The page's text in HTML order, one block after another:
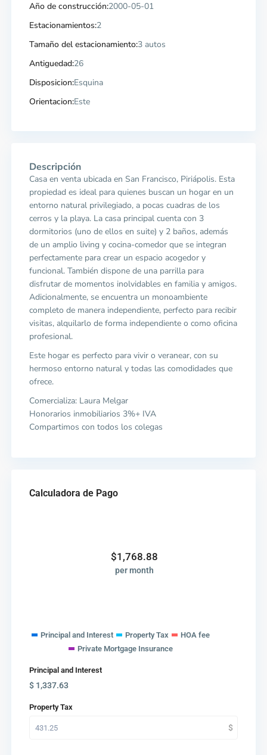
Año de construcción:2000-05-01
Estacionamientos:2
Tamaño del estacionamiento:3 autos
Antiguedad:26
Disposicion:Esquina
Orientacion:Este
Descripción
Casa en venta ubicada en San Francisco, Piriápolis. Esta
propiedad es ideal para quienes buscan un hogar en un
entorno natural privilegiado, a pocas cuadras de los
cerros y la playa. La casa principal cuenta con 3
dormitorios (uno de ellos en suite) y 2 baños, además
de un amplio living y cocina-comedor que se integran
perfectamente para crear un espacio acogedor y
funcional. También dispone de una parrilla para
disfrutar de momentos inolvidables en familia y amigos.
Adicionalmente, se encuentra un monoambiente
completo de manera independiente, perfecto para recibir
visitas, alquilarlo de forma independiente o como oficina
profesional.
Este hogar es perfecto para vivir o veranear, con su
hermoso entorno natural y todas las comodidades que
ofrece.
Comercializa: Laura Melgar
Honorarios inmobiliarios 3%+ IVA
Compartimos con todos los colegas
Calculadora de Pago
$1,768.88
per month
Principal and Interest Property Tax
HOA fee
Private Mortgage Insurance
Principal and Interest
$ 1,337.63
Property Tax